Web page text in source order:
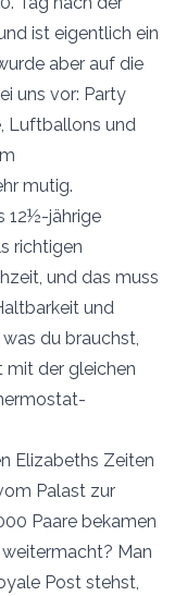
ist eigentlich ein
aber auf die
uns vor: Party
Luftballons und
mutig.
12½-jährige
richtigen
und das muss
und
du brauchst,
mit der gleichen
Elizabeths Zeiten
Palast zur
Paare bekamen
Man
Post stehst,